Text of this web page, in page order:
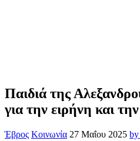
Παιδιά της
για την ειρήνη και
Έβρος Κοινωνία 27 Μαΐου 2025